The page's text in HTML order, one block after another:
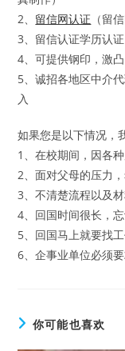
2、 留信网认证 （留
3、留信认证学历认
4、可提供钢印，激
5、诚招各地区中介
入
如果您是以下情况，
1、在校期间，因各
2、面对父母的压力
3、不清楚流程以及
4、回国时间很长，忘
5、回国马上就要找
6、企事业单位必须要
你可能也喜欢